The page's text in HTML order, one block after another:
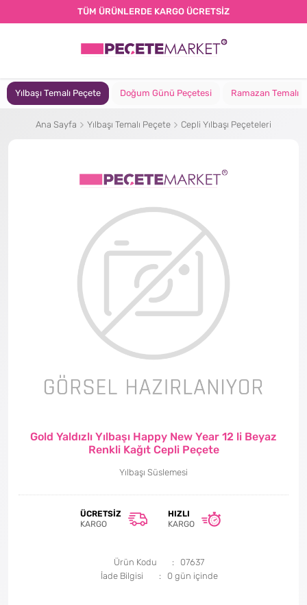
TÜM ÜRÜNLERDE KARGO ÜCRETSİZ
Yılbaşı Temalı Peçete Doğum Günü Peçetesi Ramazan Temalı
Ana Sayfa Yılbaşı Temalı Peçete Cepli Yılbaşı Peçeteleri
Gold Yaldızlı Yılbaşı Happy New Year 12 li Beyaz
Renkli Kağıt Cepli Peçete
Yılbaşı Süslemesi
ÜCRETSIZ
KARGO
HIZLI
KARGO
Ürün Kodu
07637
İade Bilgisi